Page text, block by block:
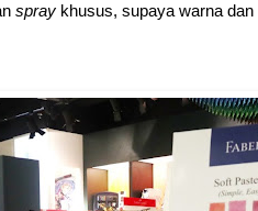
spray khusus, supaya warna